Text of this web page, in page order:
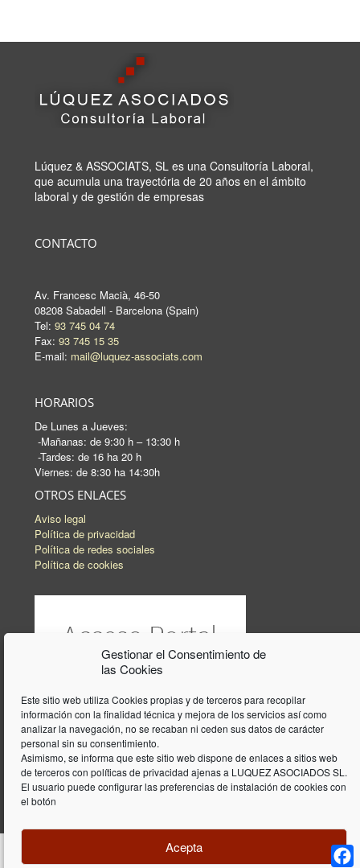
Gestionar el Consentimiento de
las Cookies
Este sitio web utiliza Cookies propias y de terceros para recopilar
información con la finalidad técnica y mejora de los servicios así como
analizar la navegación, no se recaban ni ceden sus datos de carácter
personal sin su consentimiento.
Asimismo, se informa que este sitio web dispone de enlaces a sitios web
de terceros con políticas de privacidad ajenas a LUQUEZ ASOCIADOS SL.
El usuario puede configurar las preferencias de instalación de cookies con
el botón
Acepta
Lúquez & ASSOCIATS, SL es una Consultoría Laboral,
que acumula una trayectória de 20 años en el ámbito
laboral y de gestión de empresas
CONTACTO
Av. Francesc Macià, 46-50
08208 Sabadell - Barcelona (Spain)
Tel: 93 745 04 74
Fax: 93 745 15 35
E-mail: mail@luquez-associats.com
HORARIOS
De Lunes a Jueves:
-Mañanas: de 9:30 h – 13:30 h
-Tardes: de 16 ha 20 h
Viernes: de 8:30 ha 14:30h
OTROS ENLACES
Aviso legal
Política de privacidad
Política de redes sociales
Política de cookies